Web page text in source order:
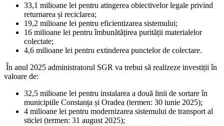
33,1 milioane lei pentru atingerea obiectivelor legale privind
returnarea și reciclarea;
19,2 milioane lei pentru eficientizarea sistemului;
16 milioane lei pentru îmbunătățirea purității materialelor
colectate;
4,6 milioane lei pentru extinderea punctelor de colectare.
În anul 2025 administratorul SGR va trebui să realizeze investiții în
valoare de:
32,5 milioane lei pentru instalarea a două linii de sortare în
municipiile Constanța și Oradea (termen: 30 iunie 2025);
4 milioane lei pentru modernizarea sistemului de transport al
sticlei (termen: 31 august 2025);